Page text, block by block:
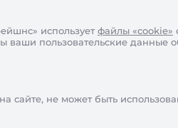
используетфайлы «cookie»
ваши пользовательские данные
сайте, не может быть